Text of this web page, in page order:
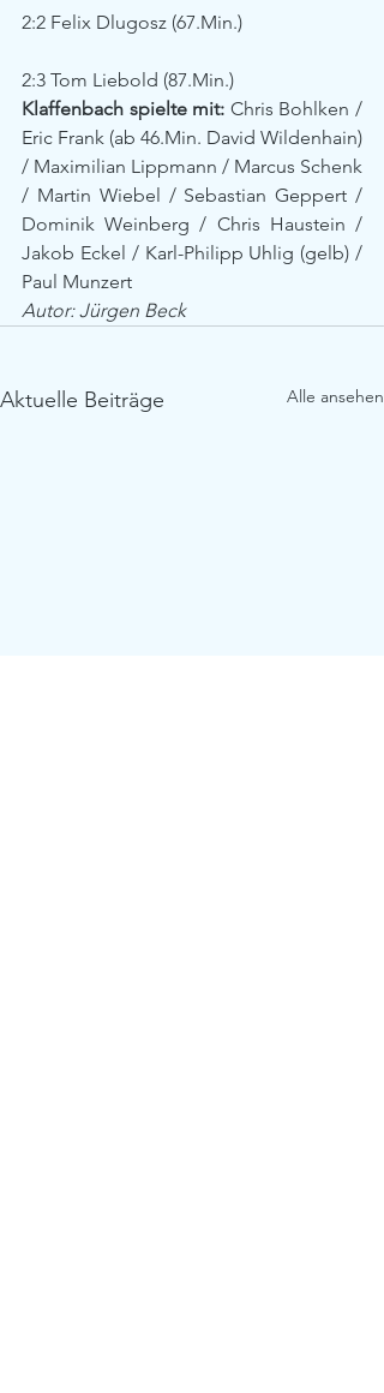
2:2 Felix Dlugosz (67.Min.)
2:3 Tom Liebold (87.Min.)
Klaffenbach spielte mit: Chris Bohlken /
Eric Frank (ab 46.Min. David Wildenhain)
/ Maximilian Lippmann / Marcus Schenk
/ Martin Wiebel / Sebastian Geppert /
Dominik Weinberg / Chris Haustein /
Jakob Eckel / Karl-Philipp Uhlig (gelb) /
Paul Munzert
Autor: Jürgen Beck
Aktuelle Beiträge Alle ansehen